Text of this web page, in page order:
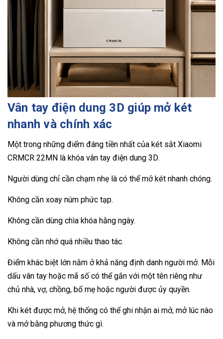
Vân tay điện dung 3D giúp mở két
nhanh và chính xác
Một trong những điểm đáng tiền nhất của két sắt Xiaomi
CRMCR 22MN là khóa vân tay điện dung 3D.
Người dùng chỉ cần chạm nhẹ là có thể mở két nhanh chóng.
Không cần xoay núm phức tạp.
Không cần dùng chìa khóa hằng ngày.
Không cần nhớ quá nhiều thao tác.
Điểm khác biệt lớn nằm ở khả năng định danh người mở. Mỗi
dấu vân tay hoặc mã số có thể gắn với một tên riêng như
chủ nhà, vợ, chồng, bố mẹ hoặc người được ủy quyền.
Khi két được mở, hệ thống có thể ghi nhận ai mở, mở lúc nào
và mở bằng phương thức gì.